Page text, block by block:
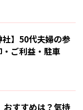
社】50代夫婦の参
ご利益・駐車
おすすめは？気持